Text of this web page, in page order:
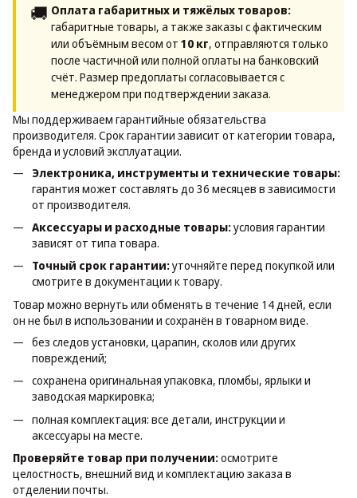
🚚 Оплата габаритных и тяжёлых товаров:
габаритные товары, а также заказы с фактическим
или объёмным весом от 10 кг, отправляются только
после частичной или полной оплаты на банковский
счёт. Размер предоплаты согласовывается с
менеджером при подтверждении заказа.
Мы поддерживаем гарантийные обязательства
производителя. Срок гарантии зависит от категории товара,
бренда и условий эксплуатации.
Электроника, инструменты и технические товары:
гарантия может составлять до 36 месяцев в зависимости
от производителя.
Аксессуары и расходные товары:условия гарантии
зависят от типа товара.
Точный срок гарантии:уточняйте перед покупкой или
смотрите в документации к товару.
Товар можно вернуть или обменять в течение 14 дней, если
он не был в использовании и сохранён в товарном виде.
без следов установки, царапин, сколов или других
повреждений;
сохранена оригинальная упаковка, пломбы, ярлыки и
заводская маркировка;
полная комплектация: все детали, инструкции и
аксессуары на месте.
Проверяйте товар при получении:осмотрите
целостность, внешний вид и комплектацию заказа в
отделении почты.